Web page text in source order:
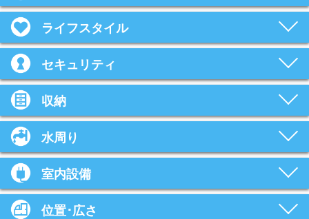
ライフスタイル
セキュリティ
収納
水周り
室内設備
位置･広さ